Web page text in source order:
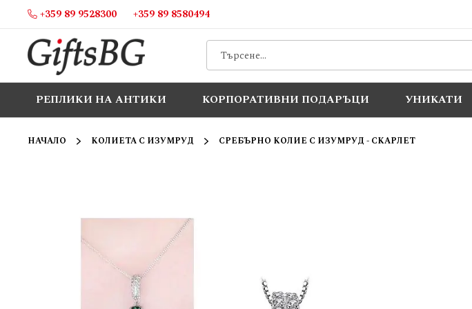
Прескачане
съдържанието
+359 89 9528300 +359 89 8580494
РЕПЛИКИ НА АНТИКИ КОРПОРАТИВНИ ПОДАРЪЦИ УНИКАТИ
НАЧАЛО КОЛИЕТА С ИЗУМРУД СРЕБЪРНО КОЛИЕ С ИЗУМРУД - СКАРЛЕТ